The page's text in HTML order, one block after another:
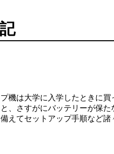
機は大学に入学したときに買
、さすがにバッテリーが保
えてセットアップ手順など諸